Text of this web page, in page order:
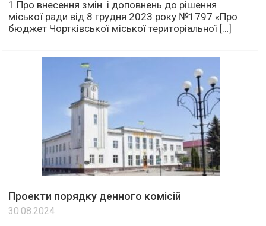
1.Про внесення змін і доповнень до рішення
міської ради від 8 грудня 2023 року №1797 «Про
бюджет Чортківської міської територіальної […]
Проекти порядку денного комісій
30.08.2024